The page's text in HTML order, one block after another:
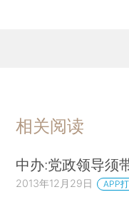
相关阅读
中办:党政领导须
2013年12月29日 APP